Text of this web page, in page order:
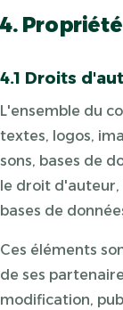
4.
4.1 Droits
L'ensemble du
textes, logos,
sons, bases de
le droit
bases de
Ces éléments
de ses
modification,